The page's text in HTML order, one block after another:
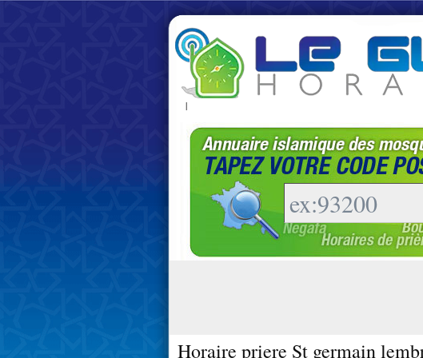
|
Horaire priere St germain